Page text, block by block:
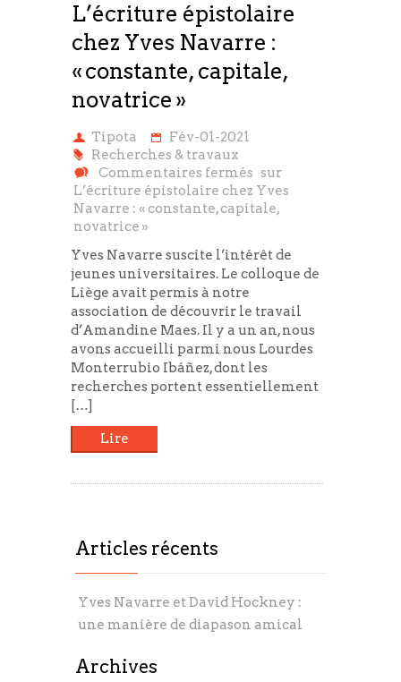
L’écriture épistolaire
chez Yves Navarre :
« constante, capitale,
novatrice »
Tipota
Fév-01-2021
Recherches & travaux
Commentaires fermés sur
L’écriture épistolaire chez Yves
Navarre : « constante, capitale,
novatrice »
Yves Navarre suscite l’intérêt de
jeunes universitaires. Le colloque de
Liège avait permis à notre
association de découvrir le travail
d’Amandine Maes. Il y a un an, nous
avons accueilli parmi nous Lourdes
Monterrubio Ibáñez, dont les
recherches portent essentiellement
[…]
Lire
Articles récents
Yves Navarre et David Hockney :
une manière de diapason amical
Archives